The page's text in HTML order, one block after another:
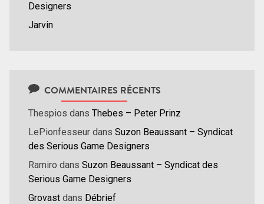
Designers
Jarvin
COMMENTAIRES RÉCENTS
Thespios dans Thebes – Peter Prinz
LePionfesseur dans Suzon Beaussant – Syndicat
des Serious Game Designers
Ramiro dans Suzon Beaussant – Syndicat des
Serious Game Designers
Grovast dans Débrief